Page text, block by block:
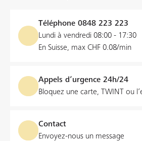
Téléphone 0848 223 223
Lundi à vendredi 08:00 - 17:30
En Suisse, max CHF 0.08/min
Appels d’urgence 24h/24
Bloquez une carte, TWINT ou
Contact
Envoyez-nous un message